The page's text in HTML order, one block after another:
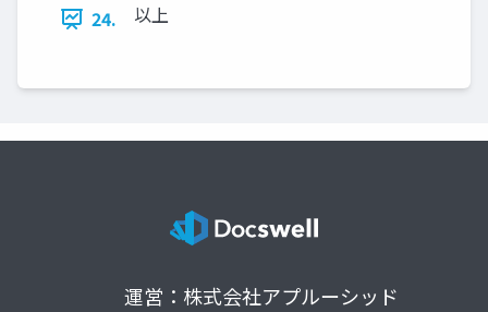
24. 以上
運営：株式会社アプルーシッド